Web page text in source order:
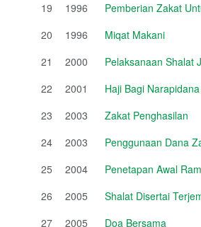
19
1996
Pemberian Zakat
20
1996
Miqat Makani
21
2000
Pelaksanaan Shalat
22
2001
Haji Bagi Narapidana
23
2003
Zakat Penghasilan
24
2003
Penggunaan Dana
25
2004
Penetapan Awal
26
2005
Shalat Disertai
27
2005
Doa Bersama